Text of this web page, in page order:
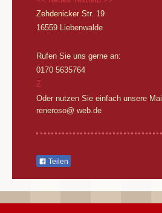
Zehdenicker Str. 19
16559 Liebenwalde
Rufen Sie uns gerne an:
0170 5635764
Z
Oder nutzen Sie einfach unsere
reneroso@ web.de
Teilen